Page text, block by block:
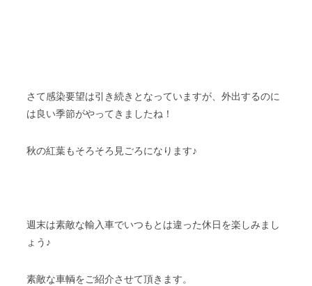
さて感染要望は引き続きとなっていますが、外出するのに
は良い季節がやってきましたね！
秋の紅葉もそろそろ見ごろになります♪
週末は素敵な輸入車でいつもとは違った休日を楽しみまし
ょう♪
素敵な車輌をご紹介させて頂きます。